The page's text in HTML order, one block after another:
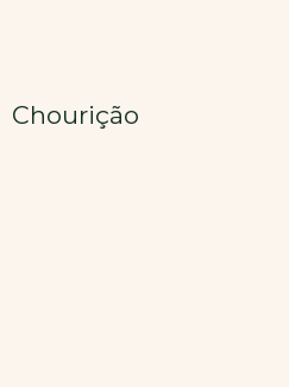
Chourição